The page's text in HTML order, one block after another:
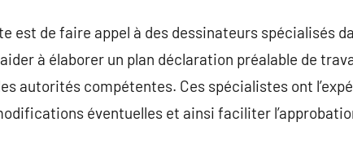
est de faire appel à des dessinateurs spécialisés
à élaborer un plan déclaration préalable de
autorités compétentes. Ces spécialistes ont
éventuelles et ainsi faciliter